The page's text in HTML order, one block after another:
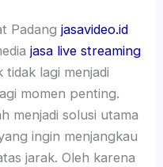
Padang jasavideo.id
jasa live streaming
lagi menjadi
momen penting.
menjadi solusi utama
ingin menjangkau
jarak. Oleh karena